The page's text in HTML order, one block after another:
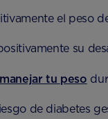
el peso
su
manejar tu peso
de diabetes